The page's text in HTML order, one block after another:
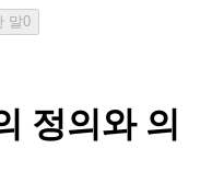
말0
정의와 의